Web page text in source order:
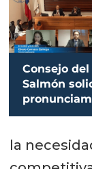
Consejo del
Salmón
sobre
cultivo
la